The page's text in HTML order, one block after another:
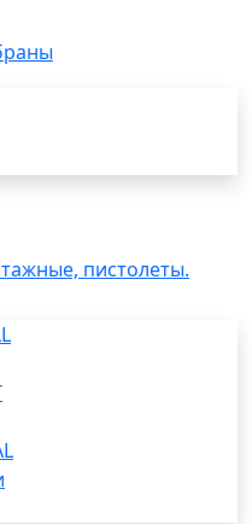
пистолеты.